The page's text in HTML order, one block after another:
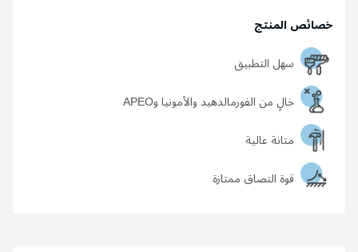
خصائص المنتج
سهل التطبيق
خالٍ من الفورمالدهيد والأمونيا وAPEO
متانة عالية
قوة التصاق ممتازة